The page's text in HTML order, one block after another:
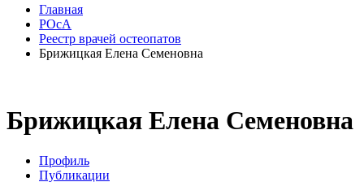
Главная
РОсА
Реестр врачей остеопатов
Брижицкая Елена Семеновна
Брижицкая Елена Семеновна
Профиль
Публикации